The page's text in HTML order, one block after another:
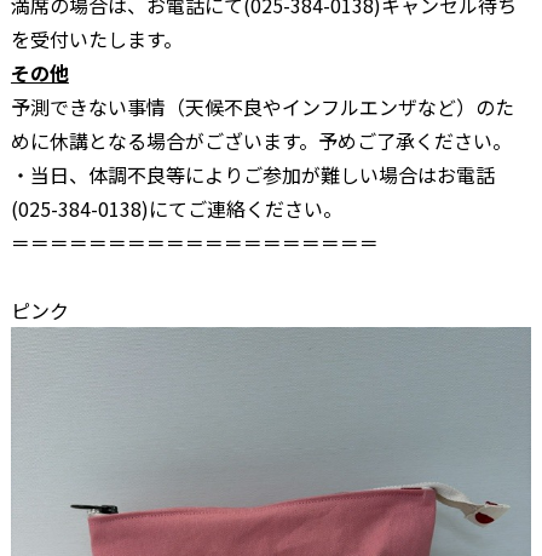
を受付いたします。
その他
予測できない事情（天候不良やインフルエンザなど）のた
めに休講となる場合がございます。予めご了承ください。
・当日、体調不良等によりご参加が難しい場合はお電話
(025-384-0138)にてご連絡ください。
＝＝＝＝＝＝＝＝＝＝＝＝＝＝＝＝＝＝＝
ピンク